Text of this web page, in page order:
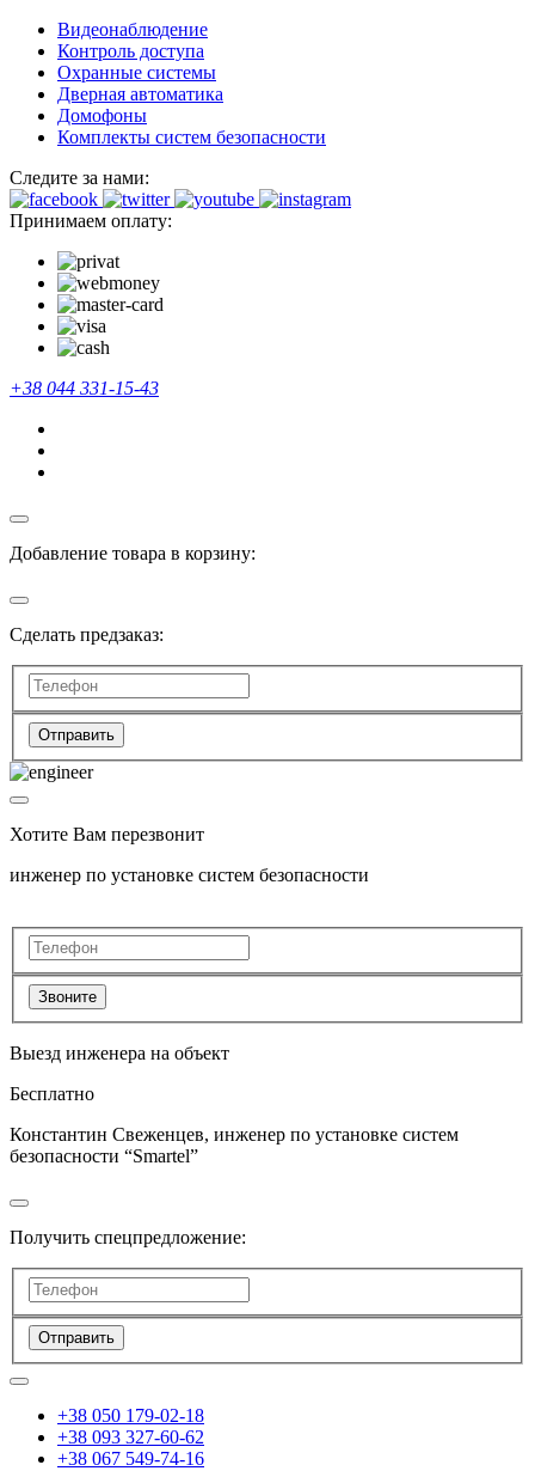
Видеонаблюдение
Контроль доступа
Охранные системы
Дверная автоматика
Домофоны
Комплекты систем безопасности
Следите за нами:
Принимаем оплату:
+38 044 331-15-43
Добавление товара в корзину:
Сделать предзаказ:
Отправить
Хотите Вам перезвонит
инженер по установке систем безопасности
Звоните
Выезд инженера на объект
Бесплатно
Константин Свеженцев, инженер по установке систем
безопасности “Smartel”
Получить спецпредложение:
Отправить
+38 050 179-02-18
+38 093 327-60-62
+38 067 549-74-16